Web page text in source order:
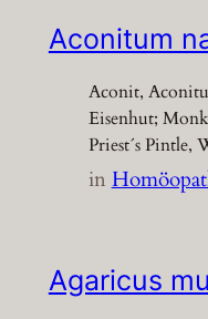
Aconitum
Aconit,
Eisenhut;
Priest´s Pintle,
in
Agaricus